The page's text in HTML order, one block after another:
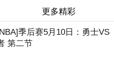
更多精彩
季后赛5月10日：勇士VS
第二节